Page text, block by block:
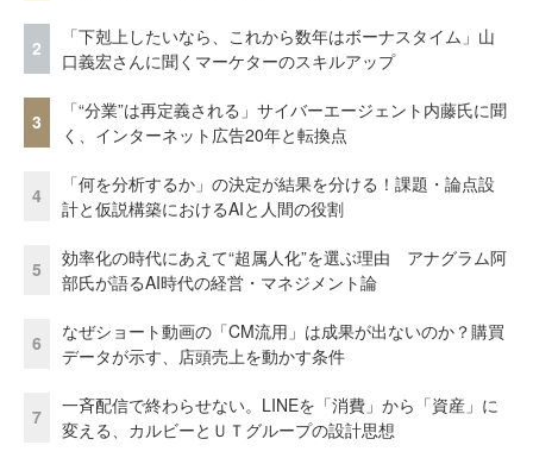
2
「下剋上したいなら、これから数年はボーナスタイム」山
口義宏さんに聞くマーケターのスキルアップ
3
「“分業”は再定義される」サイバーエージェント内藤氏に聞
く、インターネット広告20年と転換点
4
「何を分析するか」の決定が結果を分ける！課題・論点設
計と仮説構築におけるAIと人間の役割
5
効率化の時代にあえて“超属人化”を選ぶ理由 アナグラム阿
部氏が語るAI時代の経営・マネジメント論
6
なぜショート動画の「CM流用」は成果が出ないのか？購買
データが示す、店頭売上を動かす条件
7
一斉配信で終わらせない。LINEを「消費」から「資産」に
変える、カルビーとＵＴグループの設計思想